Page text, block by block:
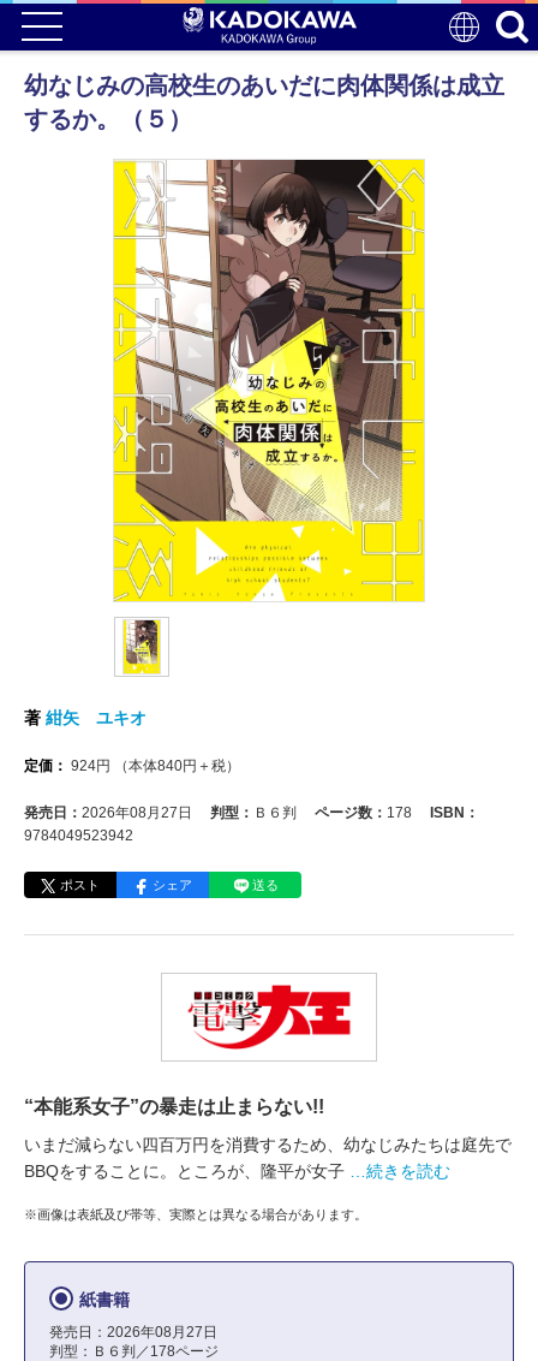
幼なじみの高校生のあいだに肉体関係は成立
するか。（５）
著 紺矢 ユキオ
定価： 924円 （本体840円＋税）
発売日： 2026年08月27日 判型： Ｂ６判 ページ数： 178
ISBN：
9784049523942
ポスト シェア 送る
“本能系女子”の暴走は止まらない!!
いまだ減らない四百万円を消費するため、幼なじみたちは庭先で
BBQをすることに。ところが、隆平が女子
…続きを読む
※画像は表紙及び帯等、実際とは異なる場合があります。
紙書籍
発売日：2026年08月27日
判型：Ｂ６判／178ページ